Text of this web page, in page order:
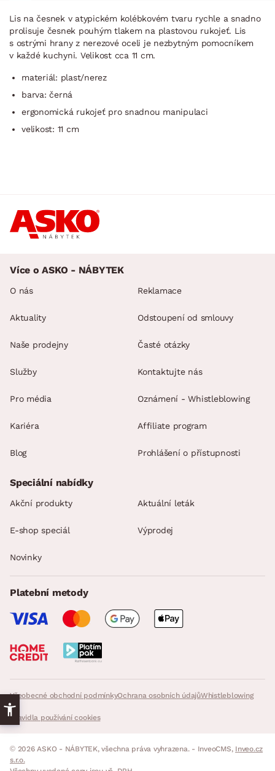
Lis na česnek v atypickém kolébkovém tvaru rychle a snadno
prolisuje česnek pouhým tlakem na plastovou rukojeť. Lis
s ostrými hrany z nerezové oceli je nezbytným pomocníkem
v každé kuchyni. Velikost cca 11 cm.
materiál: plast/nerez
barva: černá
ergonomická rukojeť pro snadnou manipulaci
velikost: 11 cm
Více o ASKO - NÁBYTEK
O nás
Aktuality
Naše prodejny
Služby
Pro média
Kariéra
Blog
Reklamace
Odstoupení od smlouvy
Časté otázky
Kontaktujte nás
Oznámení - Whistleblowing
Affiliate program
Prohlášení o přístupnosti
Všeobecné obchodní podmínkyOchrana osobních údajůWhistleblowing
Pravidla používání cookies
Speciální nabídky
Akční produkty Aktuální leták
E-shop speciál Výprodej
Novinky
Platební metody
© 2026 ASKO - NÁBYTEK, všechna práva vyhrazena. - InveoCMS, Inveo.cz
s.r.o.